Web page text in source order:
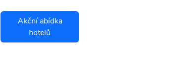
Akční abídka
hotelů